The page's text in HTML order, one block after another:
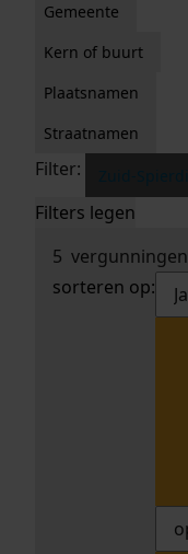
Gemeente
Kern of buurt
Plaatsnamen
Straatnamen
Filter:
Filters legen
5 vergunningen
sorteren op: